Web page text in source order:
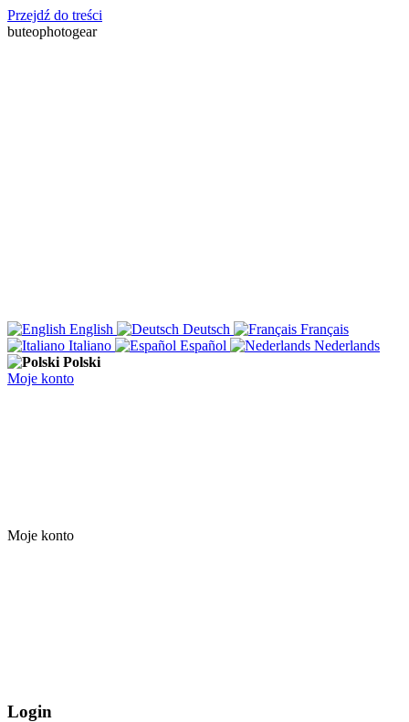
Przejdź do treści
buteophotogear
English Deutsch
Français
Italiano
Español
Nederlands
Polski
Moje konto
Moje konto
Login